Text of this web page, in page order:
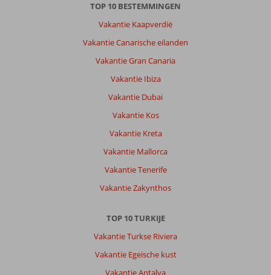
TOP 10 BESTEMMINGEN
Vakantie Kaapverdië
Vakantie Canarische eilanden
Vakantie Gran Canaria
Vakantie Ibiza
Vakantie Dubai
Vakantie Kos
Vakantie Kreta
Vakantie Mallorca
Vakantie Tenerife
Vakantie Zakynthos
TOP 10 TURKIJE
Vakantie Turkse Riviera
Vakantie Egeische kust
Vakantie Antalya